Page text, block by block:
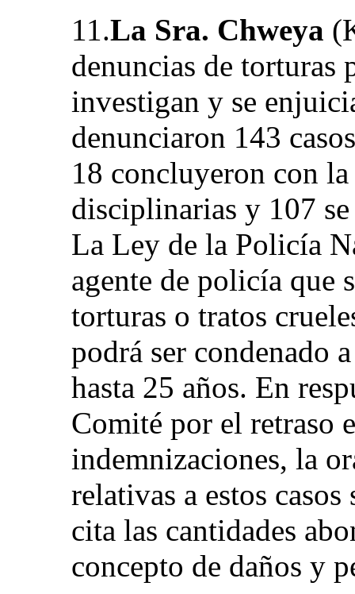
11.La Sra. Chweya
denuncias de torturas
investigan y se
denunciaron 143
18 concluyeron con
disciplinarias y 107
La Ley de la Policía
agente de policía que
torturas o tratos
podrá ser condenado
hasta 25 años. En
Comité por el retraso
indemnizaciones, la
relativas a estos
cita las cantidades
concepto de daños y